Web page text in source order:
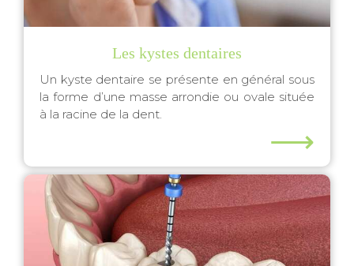
Les kystes dentaires
Un kyste dentaire se présente en général sous
la forme d’une masse arrondie ou ovale située
à la racine de la dent.
⟶